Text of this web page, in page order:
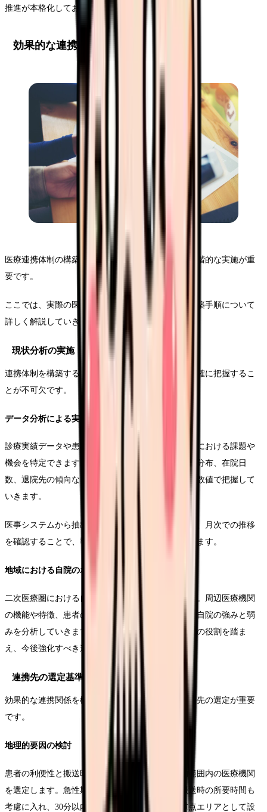
推進が本格化しており、これらへの対応も必要です。
効果的な連携体制の構築手順
医療連携体制の構築には、体系的なアプローチと段階的な実施が重
要です。
ここでは、実際の医療現場で活用できる具体的な構築手順について
詳しく解説していきます。
現状分析の実施
連携体制を構築する第一歩として、自院の現状を正確に把握するこ
とが不可欠です。
データ分析による実態把握
診療実績データや患者動態を分析することで、連携における課題や
機会を特定できます。入院患者の紹介元医療機関の分布、在院日
数、退院先の傾向などを分析し、現在の連携状況を数値で把握して
いきます。
医事システムから抽出したデータを時系列で整理し、月次での推移
を確認することで、季節変動や経年変化も把握できます。
地域における自院のポジション確認
二次医療圏における自院の位置づけを明確にします。周辺医療機関
の機能や特徴、患者の流れを調査し、地域における自院の強みと弱
みを分析していきます。地域医療構想における自院の役割を踏ま
え、今後強化すべき連携領域を特定します。
連携先の選定基準
効果的な連携関係を構築するためには、適切な連携先の選定が重要
です。
地理的要因の検討
患者の利便性と搬送時間を考慮し、適切な地理的範囲内の医療機関
を選定します。急性期病院との連携では、救急搬送時の所要時間も
考慮に入れ、30分以内でアクセス可能な範囲を重点エリアとして設